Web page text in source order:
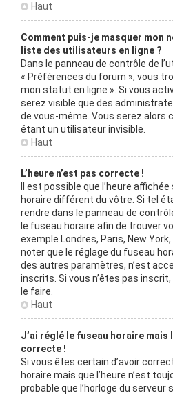
Haut
Comment puis-je masquer mon
liste des utilisateurs en ligne ?
Dans le panneau de contrôle de
« Préférences du forum », vous
mon statut en ligne ». Si vous
serez visible que des
de vous-même. Vous serez alors
étant un utilisateur invisible.
Haut
L’heure n’est pas correcte !
Il est possible que l’heure
horaire différent du vôtre. Si tel
rendre dans le panneau de
le fuseau horaire afin de trouver
exemple Londres, Paris, New
noter que le réglage du fuseau
des autres paramètres, n’est
inscrits. Si vous n’êtes pas inscrit,
le faire.
Haut
J’ai réglé le fuseau horaire mais
correcte !
Si vous êtes certain d’avoir
horaire mais que l’heure n’est
probable que l’horloge du serveur